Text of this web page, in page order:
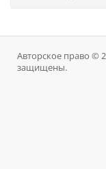
Авторское право ©
защищены.